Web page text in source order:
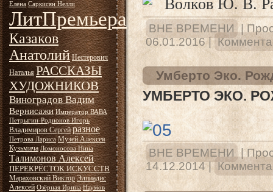
Елена Саркисян Нелли
ЛитПремьера
Казаков
Анатолий Нестерович
Наталья РАССКАЗЫ
ХУДОЖНИКОВ
Виноградов Вадим
Вернисажи Император ВАВА
Петрыгин-Родионов Игорь
Владимиров Сергей разное
Петрова Лариса Музей Алексея
Кузьмича Ломоносова Нина
Талимонов Алексей
ПЕРЕКРЁСТОК ИСКУССТВ
Мараховский Виктор Элпиадис
Алексей Озёрная Ирина Наумов
ВНЕ ВРЕМЕНИ |
06.01.2016 |
Умберто Эко.
УМБЕРТО ЭКО.
ВНЕ ВРЕМЕНИ |
14.12.2014 |